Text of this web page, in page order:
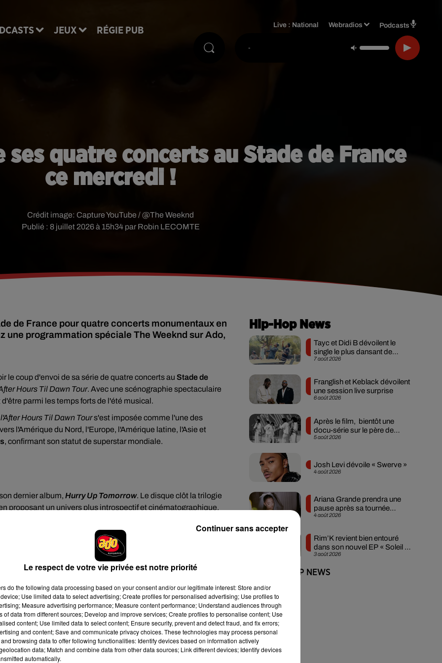
JEUX RÉGIE PUB
Live : National Webradios Podcasts
-
ses quatre concerts au Stade de France
ce mercredi !
Publié : 8 juillet 2026 à 15h34 par Robin LECOMTE
Crédit image: Capture YouTube / @The Weeknd
de France pour quatre concerts monumentaux en
une programmation spéciale The Weeknd sur Ado,
le coup d'envoi de sa série de quatre concerts au Stade de
Hours Til Dawn Tour. Avec une scénographie spectaculaire
parmi les temps forts de l'été musical.
l'After Hours Til Dawn Tours'est imposée comme l'une des
l'Amérique du Nord, l'Europe, l'Amérique latine, l'Asie et
, confirmant son statut de superstar mondiale.
dernier album, Hurry Up Tomorrow. Le disque clôt la trilogie
proposant un univers plus introspectif et cinématographique.
Can't Feel
en live plusieurs titres deHurry Up Tomorrow
concert dure près de deux heures et demie. Le show est
impressionnants et une gigantesque statue dorée devenue
The Weeknd. À chacune de ses tournées, ses concerts
du public français à son univers. Avec quatre dates au Stade
importante de son histoire avec ses fans hexagonaux.
Hip-Hop News
7 août 2026
Tayc et Didi B dévoilent le
single le plus dansant de
l’année
6 août 2026
Franglish et Keblack dévoilent
une session live surprise
5 août 2026
Après le film, bientôt une
docu-série sur le père de
Michael Jackson
4 août 2026
Josh Levi dévoile « Swerve »
4 août 2026
Ariana Grande prendra une
pause après sa tournée
mondiale
3 août 2026
Rim’K revient bien entouré
dans son nouvel EP « Soleil de
minuit »
+ DE HIP-HOP NEWS
Le respect de votre vie privée est notre priorité
do the following data processing based on your consent and/or our legitimate interest: Store and/or
Use limited data to select advertising; Create profiles for personalised advertising; Use profiles to
Measure advertising performance; Measure content performance; Understand audiences through
of data from different sources; Develop and improve services; Create profiles to personalise content; Use
content; Use limited data to select content; Ensure security, prevent and detect fraud, and fix errors;
and content; Save and communicate privacy choices. These technologies may process personal
browsing data to offer following functionalities: Identify devices based on information actively
data; Match and combine data from other data sources; Link different devices; Identify devices
automatically.
Continuer sans accepter